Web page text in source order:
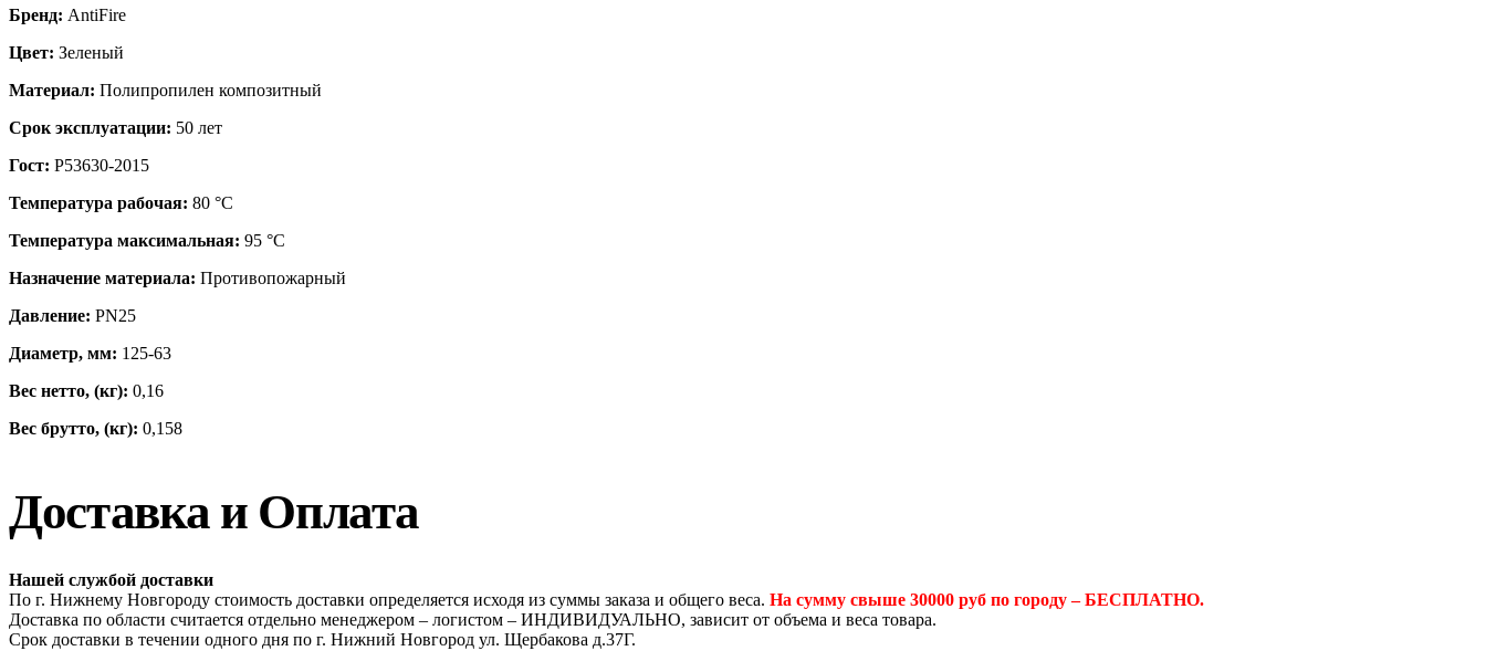
Бренд: AntiFire
Цвет: Зеленый
Материал: Полипропилен композитный
Срок эксплуатации: 50 лет
Гост: Р53630-2015
Температура рабочая: 80 °С
Температура максимальная: 95 °С
Назначение материала: Противопожарный
Давление: PN25
Диаметр, мм: 125-63
Вес нетто, (кг): 0,16
Вес брутто, (кг): 0,158
Доставка и Оплата
Нашей службой доставки
По г. Нижнему Новгороду стоимость доставки определяется исходя из суммы заказа и общего веса. На сумму свыше 30000 руб по городу – БЕСПЛАТНО.
Доставка по области считается отдельно менеджером – логистом – ИНДИВИДУАЛЬНО, зависит от объема и веса товара.
Срок доставки в течении одного дня по г. Нижний Новгород ул. Щербакова д.37Г.